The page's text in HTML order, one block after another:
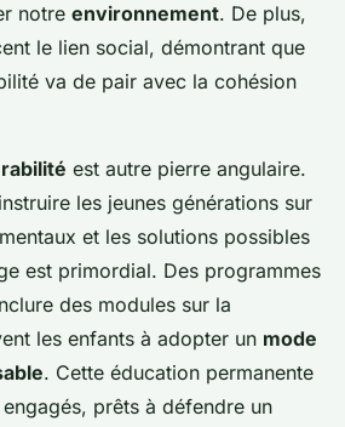
notre environnement. De plus,
le lien social, démontrant que
va de pair avec la cohésion
est autre pierre angulaire.
les jeunes générations sur
et les solutions possibles
est primordial. Des programmes
des modules sur la
les enfants à adopter un mode
. Cette éducation permanente
prêts à défendre un